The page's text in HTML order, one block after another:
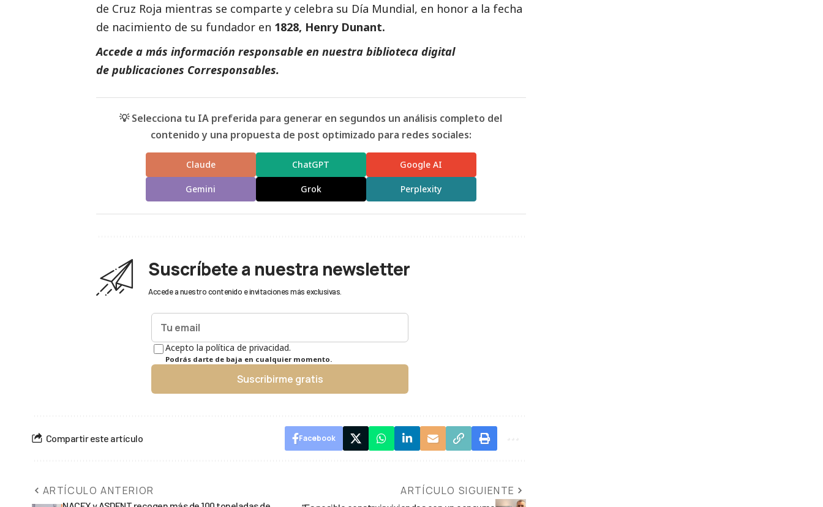
de Cruz Roja mientras se comparte y celebra su Día Mundial, en honor a la fecha
de nacimiento de su fundador en 1828, Henry Dunant.
Accede a más información responsable en nuestra biblioteca digital
de publicaciones Corresponsables.
💡 Selecciona tu IA preferida para generar en segundos un análisis completo del
contenido y una propuesta de post optimizado para redes sociales:
Claude ChatGPT Google AI
Gemini Grok Perplexity
Suscríbete a nuestra newsletter
Accede a nuestro contenido e invitaciones más exclusivas.
Acepto la política de privacidad.
Podrás darte de baja en cualquier momento.
Suscribirme gratis
Compartir este artículo Facebook
ARTÍCULO ANTERIOR ARTÍCULO SIGUIENTE